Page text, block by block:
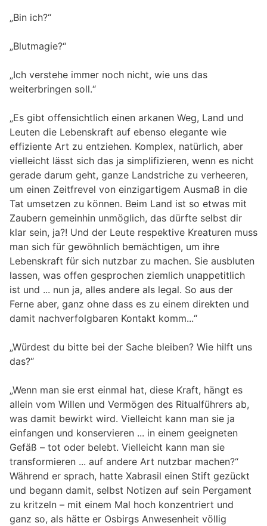
„Bin ich?“
„Blutmagie?“
„Ich verstehe immer noch nicht, wie uns das
weiterbringen soll.“
„Es gibt offensichtlich einen arkanen Weg, Land und
Leuten die Lebenskraft auf ebenso elegante wie
effiziente Art zu entziehen. Komplex, natürlich, aber
vielleicht lässt sich das ja simplifizieren, wenn es nicht
gerade darum geht, ganze Landstriche zu verheeren,
um einen Zeitfrevel von einzigartigem Ausmaß in die
Tat umsetzen zu können. Beim Land ist so etwas mit
Zaubern gemeinhin unmöglich, das dürfte selbst dir
klar sein, ja?! Und der Leute respektive Kreaturen muss
man sich für gewöhnlich bemächtigen, um ihre
Lebenskraft für sich nutzbar zu machen. Sie ausbluten
lassen, was offen gesprochen ziemlich unappetitlich
ist und ... nun ja, alles andere als legal. So aus der
Ferne aber, ganz ohne dass es zu einem direkten und
damit nachverfolgbaren Kontakt komm...“
„Würdest du bitte bei der Sache bleiben? Wie hilft uns
das?“
„Wenn man sie erst einmal hat, diese Kraft, hängt es
allein vom Willen und Vermögen des Ritualführers ab,
was damit bewirkt wird. Vielleicht kann man sie ja
einfangen und konservieren ... in einem geeigneten
Gefäß – tot oder belebt. Vielleicht kann man sie
transformieren ... auf andere Art nutzbar machen?“
Während er sprach, hatte Xabrasil einen Stift gezückt
und begann damit, selbst Notizen auf sein Pergament
zu kritzeln – mit einem Mal hoch konzentriert und
ganz so, als hätte er Osbirgs Anwesenheit völlig